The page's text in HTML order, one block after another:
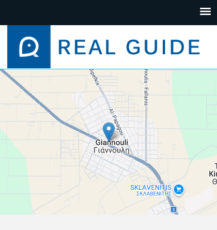
+
−
Leaflet| Map data ©Google